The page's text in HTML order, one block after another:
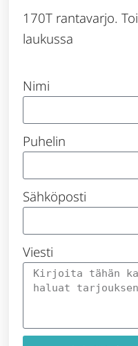
170T rantavarjo.
laukussa
Nimi
Puhelin
Sähköposti
Viesti